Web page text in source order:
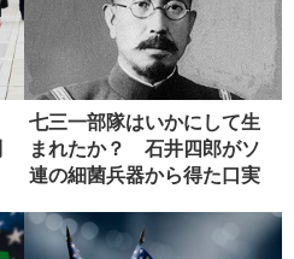
七三一部隊はいかにして生
まれたか？ 石井四郎がソ
連の細菌兵器から得た口実